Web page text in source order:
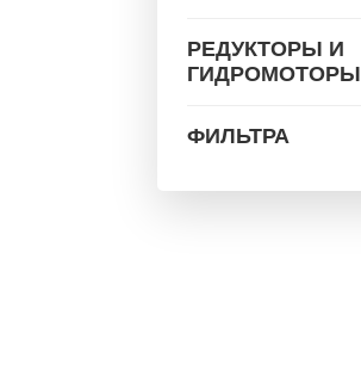
РЕДУКТОРЫ И
ГИДРОМОТОРЫ
ФИЛЬТРА